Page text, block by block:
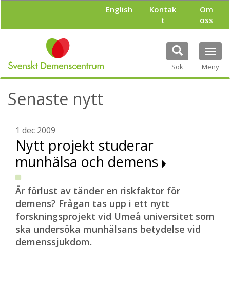
l
English
Kontak
t
Om
oss
Sök Meny
Senaste nytt
1 dec 2009
Nytt projekt studerar
munhälsa och demens
Är förlust av tänder en riskfaktor för
demens? Frågan tas upp i ett nytt
forskningsprojekt vid Umeå universitet som
ska undersöka munhälsans betydelse vid
demenssjukdom.